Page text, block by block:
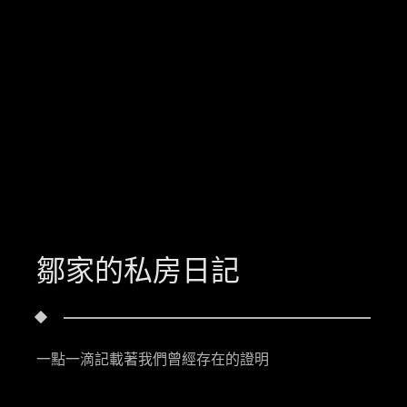
鄒家的私房日記
一點一滴記載著我們曾經存在的證明